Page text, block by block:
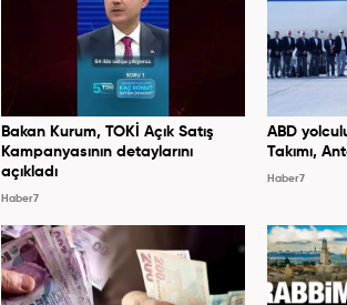
Bakan Kurum, TOKİ Açık Satış
Kampanyasının detaylarını
açıkladı
Haber7
ABD
Takımı,
Haber7